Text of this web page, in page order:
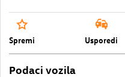
Spremi Usporedi
Podaci vozila